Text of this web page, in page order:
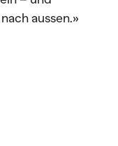
aussen.»